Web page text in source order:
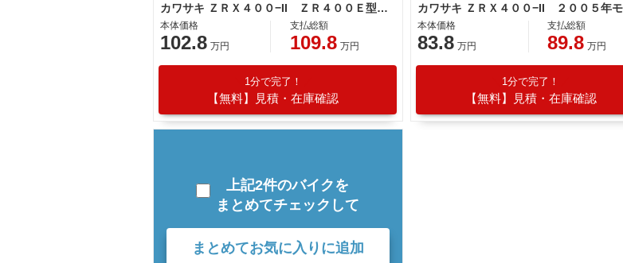
カワサキ ＺＲＸ４００−II ＺＲ４００Ｅ型 ２００７年モデル 社外ウィンカー 社外ハンドル
本体価格
102.8 万円
支払総額
109.8 万円
1分で完了！
【無料】見積・在庫確認
本体価格
83.8 万円
支払総額
89.8 万円
1分で完了！
【無料】見積・在庫確認
上記2件のバイクを
まとめてチェックして
まとめてお気に入りに追加